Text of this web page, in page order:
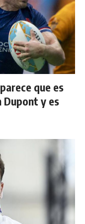
que es
Dupont y es